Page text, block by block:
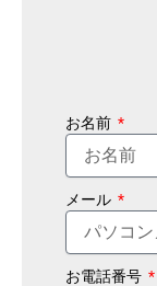
お名前
メール
お電話番号